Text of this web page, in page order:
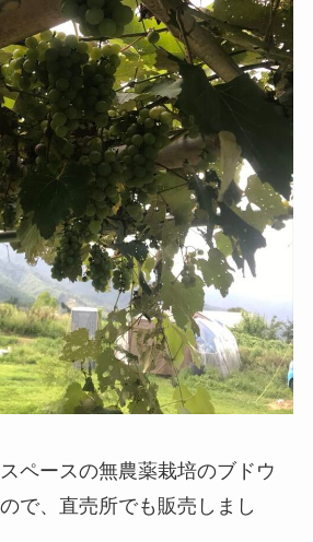
ペースの無農薬栽培のブドウ
で、直売所でも販売しまし